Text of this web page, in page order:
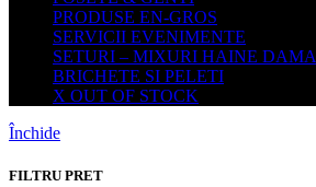
PRODUSE EN-GROS
SERVICII EVENIMENTE
SETURI – MIXURI HAINE DAMA
BRICHETE SI PELETI
X OUT OF STOCK
Închide
FILTRU PRET